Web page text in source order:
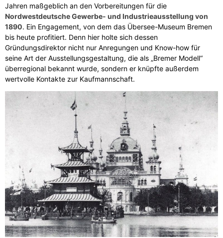
Jahren maßgeblich an den Vorbereitungen für die
Nordwestdeutsche Gewerbe- und Industrieausstellung von
1890. Ein Engagement, von dem das Übersee-Museum Bremen
bis heute profitiert. Denn hier holte sich dessen
Gründungsdirektor nicht nur Anregungen und Know-how für
seine Art der Ausstellungsgestaltung, die als „Bremer Modell“
überregional bekannt wurde, sondern er knüpfte außerdem
wertvolle Kontakte zur Kaufmannschaft.